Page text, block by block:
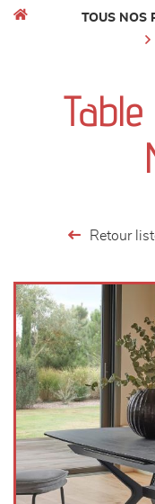
meubles de
décoration
TOUS NOS
Retour